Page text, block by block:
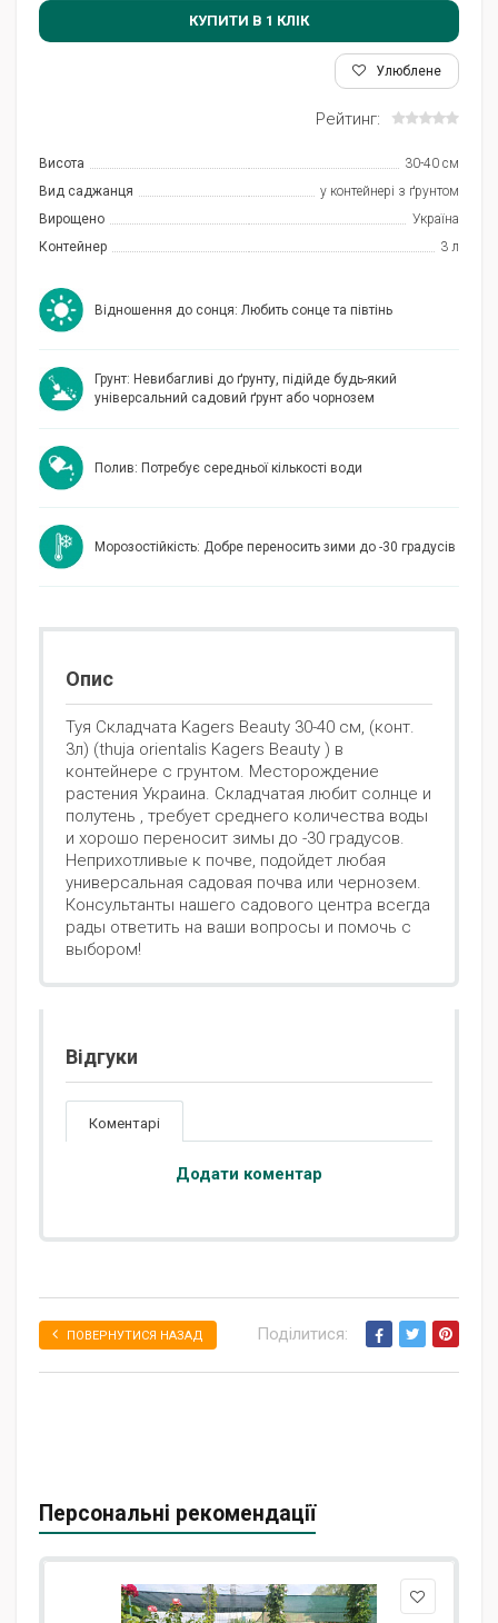
КУПИТИ В 1 КЛIК
Улюблене
Рейтинг:
Висота
30-40 см
Вид саджанця
у контейнері з ґрунтом
Вирощено
Україна
Контейнер
3 л
Відношення до сонця: Любить сонце та півтінь
Грунт: Невибагливі до ґрунту, підійде будь-який
універсальний садовий ґрунт або чорнозем
Полив: Потребує середньої кількості води
Морозостійкість: Добре переносить зими до -30 градусів
Опис
Туя Складчата Kagers Beauty 30-40 см, (конт.
3л) (thuja orientalis Kagers Beauty ) в
контейнере с грунтом. Месторождение
растения Украина. Складчатая любит солнце и
полутень , требует среднего количества воды
и хорошо переносит зимы до -30 градусов.
Неприхотливые к почве, подойдет любая
универсальная садовая почва или чернозем.
Консультанты нашего садового центра всегда
рады ответить на ваши вопросы и помочь с
выбором!
Відгуки
Коментарі
Додати коментар
ПОВЕРНУТИСЯ НАЗАД Поділитися:
Персональні рекомендації